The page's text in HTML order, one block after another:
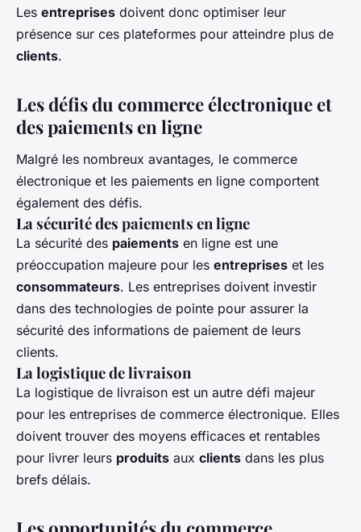
Les entreprises doivent donc optimiser leur
présence sur ces plateformes pour atteindre plus de
clients.
Les défis du commerce électronique et
des paiements en ligne
Malgré les nombreux avantages, le commerce
électronique et les paiements en ligne comportent
également des défis.
La sécurité des paiements en ligne
La sécurité des paiements en ligne est une
préoccupation majeure pour les entreprises et les
consommateurs. Les entreprises doivent investir
dans des technologies de pointe pour assurer la
sécurité des informations de paiement de leurs
clients.
La logistique de livraison
La logistique de livraison est un autre défi majeur
pour les entreprises de commerce électronique. Elles
doivent trouver des moyens efficaces et rentables
pour livrer leurs produits aux clients dans les plus
brefs délais.